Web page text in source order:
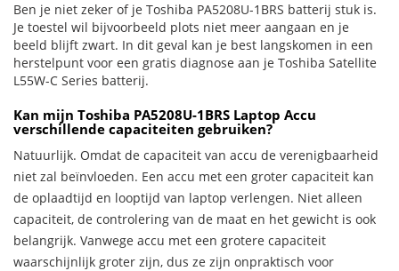
Ben je niet zeker of je Toshiba PA5208U-1BRS batterij stuk is.
Je toestel wil bijvoorbeeld plots niet meer aangaan en je
beeld blijft zwart. In dit geval kan je best langskomen in een
herstelpunt voor een gratis diagnose aan je Toshiba Satellite
L55W-C Series batterij.
Kan mijn Toshiba PA5208U-1BRS Laptop Accu
verschillende capaciteiten gebruiken?
Natuurlijk. Omdat de capaciteit van accu de verenigbaarheid
niet zal beïnvloeden. Een accu met een groter capaciteit kan
de oplaadtijd en looptijd van laptop verlengen. Niet alleen
capaciteit, de controlering van de maat en het gewicht is ook
belangrijk. Vanwege accu met een grotere capaciteit
waarschijnlijk groter zijn, dus ze zijn onpraktisch voor